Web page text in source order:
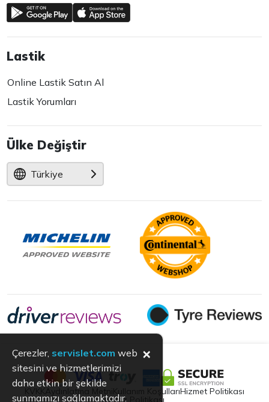
Lastik
Online Lastik Satın Al
Lastik Yorumları
Ülke Değiştir
Türkiye
Aydınlatma Metni Kullanım KoşullarıHizmet Politikası
Çerez Politikası
Çerezler, servislet.com web
sitesini ve hizmetlerimizi
daha etkin bir şekilde
sunmamızı sağlamaktadır.
×